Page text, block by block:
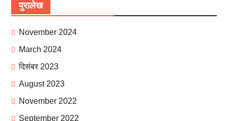
पुरालेख
November 2024
March 2024
दिसंबर 2023
August 2023
November 2022
September 2022